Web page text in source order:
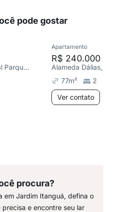
pode gostar
R. Scipioni Landulfo, Central Parque Sorocaba
Apartamento
R$ 240.000
Alameda Dálias,
77m² 2
Ver contato
procura?
em Jardim Itanguá, defina o
e encontre seu lar